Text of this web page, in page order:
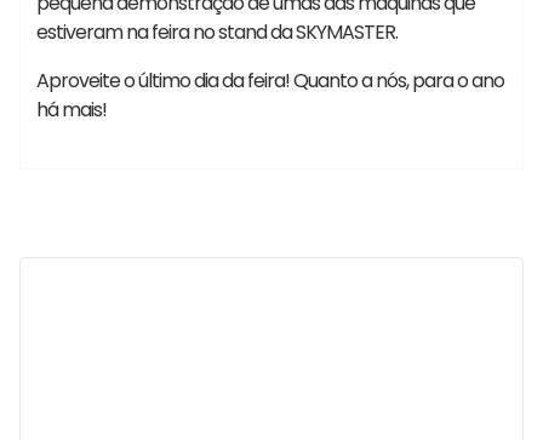
estiveram na feira no stand da SKYMASTER.
Aproveite o último dia da feira! Quanto a nós, para o ano
há mais!